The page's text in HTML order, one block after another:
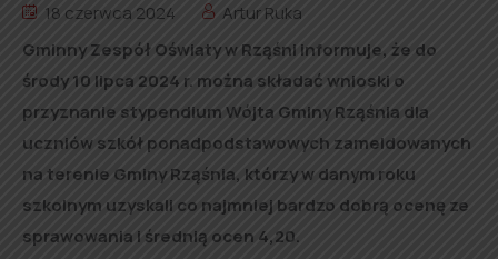
18 czerwca 2024
Artur Ruka
Gminny Zespół Oświaty w Rząśni informuje, że do
środy 10 lipca 2024 r. można składać wnioski o
przyznanie stypendium Wójta Gminy Rząśnia dla
uczniów szkół ponadpodstawowych zameldowanych
na terenie Gminy Rząśnia, którzy w danym roku
szkolnym uzyskali co najmniej bardzo dobrą ocenę ze
sprawowania i średnią ocen 4,20.